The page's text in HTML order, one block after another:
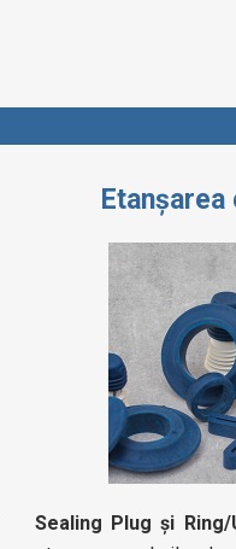
Etanșarea
Sealing Plug și Ring/